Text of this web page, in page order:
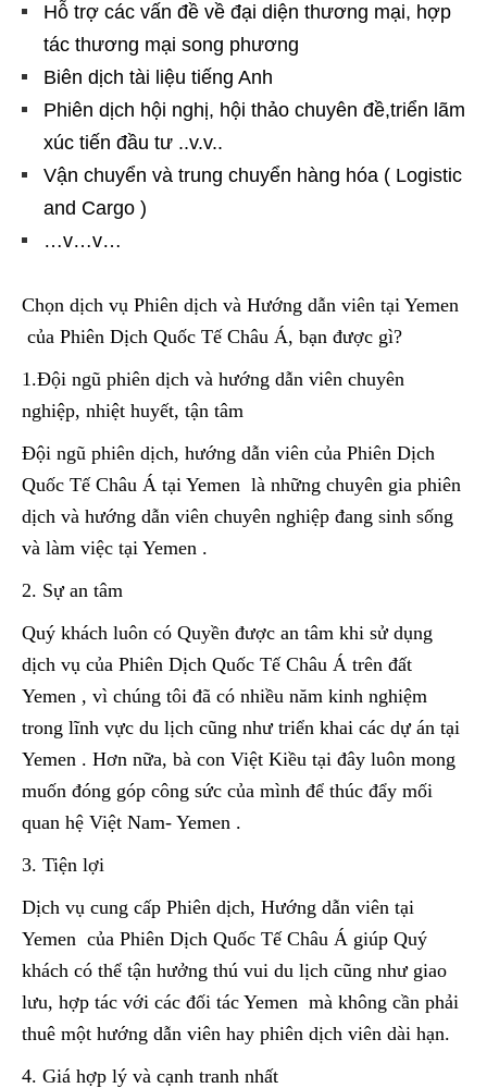
Hỗ trợ các vấn đề về đại diện thương mại, hợp
tác thương mại song phương
Biên dịch tài liệu tiếng Anh
Phiên dịch hội nghị, hội thảo chuyên đề,triển lãm
xúc tiến đầu tư ..v.v..
Vận chuyển và trung chuyển hàng hóa ( Logistic
and Cargo )
…v…v…
Chọn dịch vụ Phiên dịch và Hướng dẫn viên tại Yemen
của Phiên Dịch Quốc Tế Châu Á, bạn được gì?
1.Đội ngũ phiên dịch và hướng dẫn viên chuyên
nghiệp, nhiệt huyết, tận tâm
Đội ngũ phiên dịch, hướng dẫn viên của Phiên Dịch
Quốc Tế Châu Á tại Yemen là những chuyên gia phiên
dịch và hướng dẫn viên chuyên nghiệp đang sinh sống
và làm việc tại Yemen .
2. Sự an tâm
Quý khách luôn có Quyền được an tâm khi sử dụng
dịch vụ của Phiên Dịch Quốc Tế Châu Á trên đất
Yemen , vì chúng tôi đã có nhiều năm kinh nghiệm
trong lĩnh vực du lịch cũng như triển khai các dự án tại
Yemen . Hơn nữa, bà con Việt Kiều tại đây luôn mong
muốn đóng góp công sức của mình để thúc đẩy mối
quan hệ Việt Nam- Yemen .
3. Tiện lợi
Dịch vụ cung cấp Phiên dịch, Hướng dẫn viên tại
Yemen của Phiên Dịch Quốc Tế Châu Á giúp Quý
khách có thể tận hưởng thú vui du lịch cũng như giao
lưu, hợp tác với các đối tác Yemen mà không cần phải
thuê một hướng dẫn viên hay phiên dịch viên dài hạn.
4. Giá hợp lý và cạnh tranh nhất